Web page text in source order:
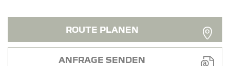
ROUTE PLANEN
ANFRAGE SENDEN